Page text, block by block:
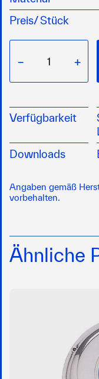
Preis/Stück
− +
Verfügbarkeit
Downloads
Angaben gemäß
vorbehalten.
Ähnliche